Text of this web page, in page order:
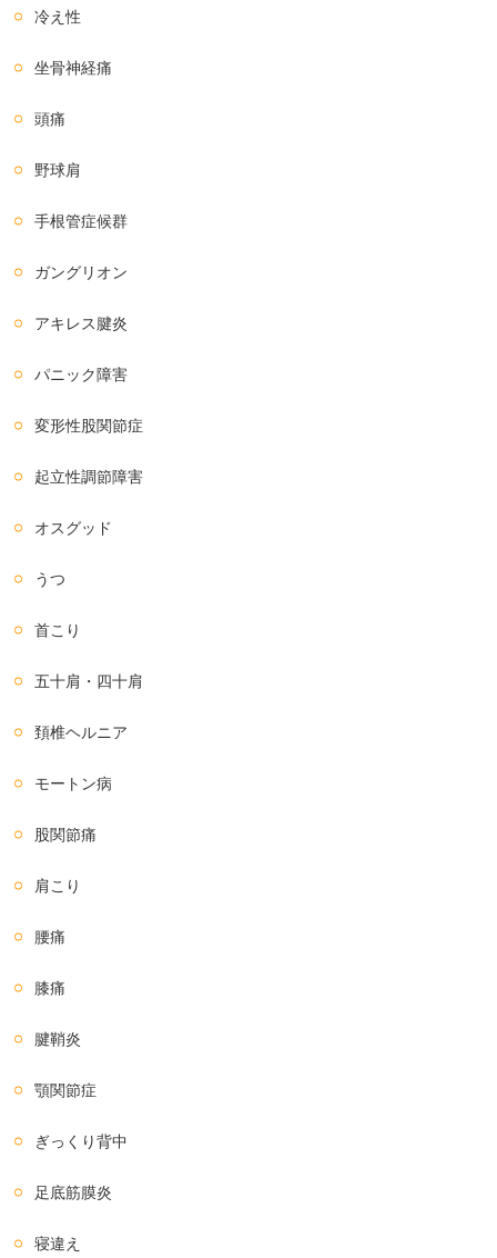
冷え性
坐骨神経痛
頭痛
野球肩
手根管症候群
ガングリオン
アキレス腱炎
パニック障害
変形性股関節症
起立性調節障害
オスグッド
うつ
首こり
五十肩・四十肩
頚椎ヘルニア
モートン病
股関節痛
肩こり
腰痛
膝痛
腱鞘炎
顎関節症
ぎっくり背中
足底筋膜炎
寝違え